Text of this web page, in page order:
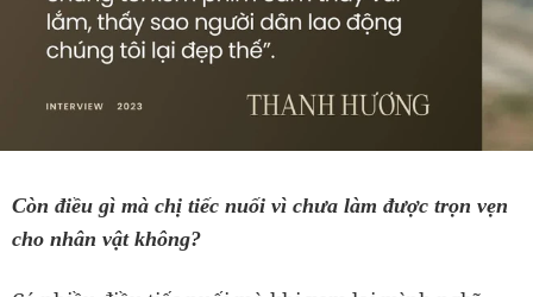
Còn điều gì mà chị tiếc nuối vì chưa làm được trọn vẹn
cho nhân vật không?